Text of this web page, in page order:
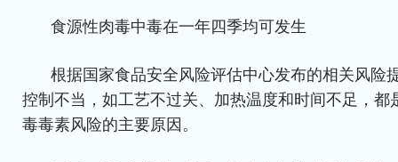
食源性肉毒中毒在一年四季均可发生
根据国家食品安全风险评估中心发布的相关风险
控制不当，如工艺不过关、加热温度和时间不足，都
毒毒素风险的主要原因。